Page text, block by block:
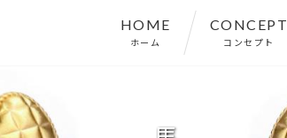
HOME
ホーム
CONCEPT
コンセプト